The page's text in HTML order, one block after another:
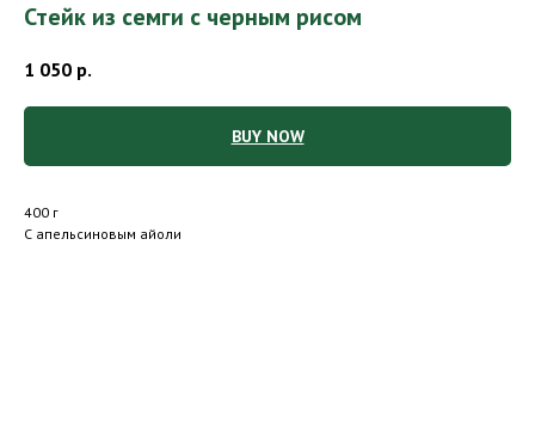
Стейк из семги с черным рисом
1 050 р.
BUY NOW
400 г
С апельсиновым айоли